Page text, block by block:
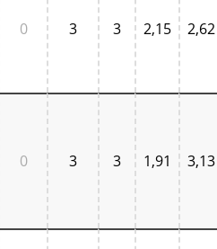
0 3 3 2,15 2,62
0 3 3 1,91 3,13